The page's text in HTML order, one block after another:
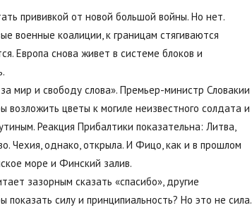
Работа
в
прививкой от новой большой войны. Но нет.
военные коалиции, к границам стягиваются
Европа снова живет в системе блоков и
мир и свободу слова». Премьер-министр Словакии
цветы к могиле неизвестного солдата и
Реакция Прибалтики показательна: Литва,
Чехия, однако, открыла. И Фицо, как и в прошлом
море и Финский залив.
зазорным сказать «спасибо», другие
силу и принципиальность? Но это не сила.